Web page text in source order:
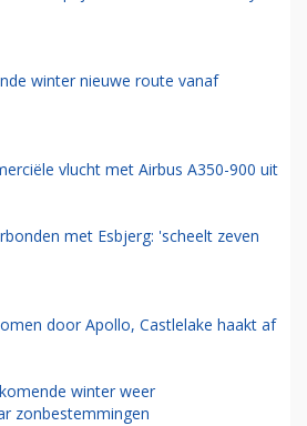
winter nieuwe route vanaf
vlucht met Airbus A350-900 uit
met Esbjerg: 'scheelt zeven
door Apollo, Castlelake haakt af
winter weer
zonbestemmingen